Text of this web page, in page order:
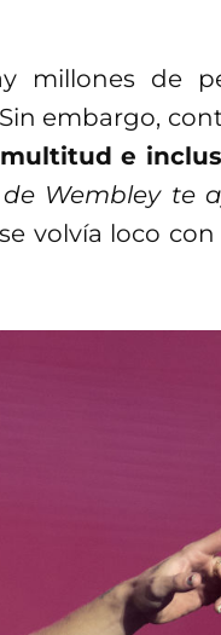
millones de
embargo,
e
Wembley te
volvía loco